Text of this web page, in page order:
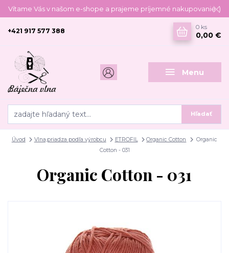
Vítame Vás v našom e-shope a prajeme príjemné nakupovanie :)
Menu
Hľadať
+421 917 577 388
0 ks
0,00 €
Úvod Vlna,priadza podľa výrobcu ETROFIL Organic Cotton
Organic
Cotton - 031
Organic Cotton - 031